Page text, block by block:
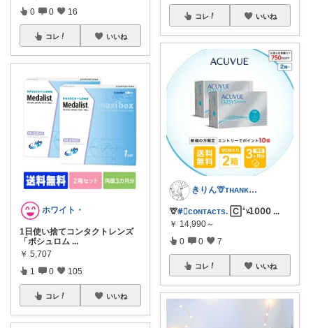
0 0 16
コレ いいね
ホワイト・
1日使い捨てコンタクトレンズ
「ボシュロム ...
￥ 5,707
1 0 105
コレ いいね
コレ いいね
きりん🦒ᴛʜᴀɴᴋs ᴀʟᴡᴀʏs.
🦒#⃞coɴᴛᴀcᴛsᱹ 🄲ꜜᵞ̵𝟣𝟢𝟢𝟢 ...
￥ 14,990～
0 0 7
コレ いいね